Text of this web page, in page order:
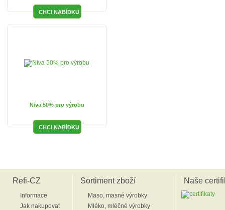
Niva 50% pro výrobu
Refi-CZ
Informace
Jak nakupovat
Sortiment zboží
Maso, masné výrobky
Mléko, mléčné výrobky
Naše